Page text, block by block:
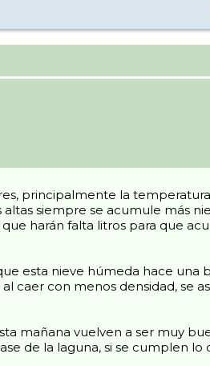
principalmente la
siempre se acumule más
harán falta litros para que
esta nieve húmeda hace una
caer con menos densidad, se
mañana vuelven a ser muy
de la laguna, si se cumplen lo